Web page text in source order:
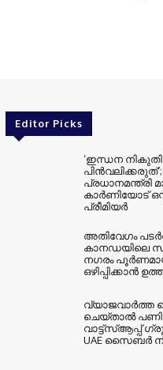
Editor Picks
‘ഇന്ധന
പിൻവലിക്കരുത്’;
പ്രധാനമന്ത്രി
കാർണിയോട്
പ്രീമിയർ
അതിവേഗം
കാനഡയിലെ
നഗരം
ഒഴിപ്പിക്കാൻ
വ്യാജവാർത്ത
ചെയ്താൽ പണി
വാട്ട്‌സ്ആപ്പ്
UAE സൈബർ